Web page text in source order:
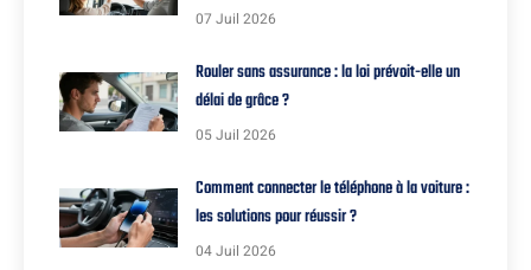
07 Juil 2026
Rouler sans assurance : la loi prévoit-elle un
délai de grâce ?
05 Juil 2026
Comment connecter le téléphone à la voiture :
les solutions pour réussir ?
04 Juil 2026